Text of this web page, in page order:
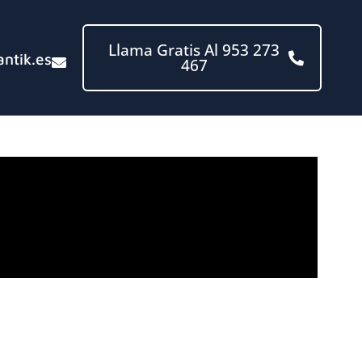
Llama Gratis Al 953 273
467